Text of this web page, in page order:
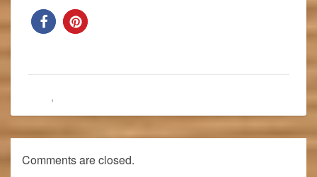
,
Comments are closed.